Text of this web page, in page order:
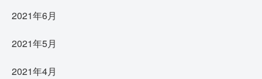
2021年6月
2021年5月
2021年4月